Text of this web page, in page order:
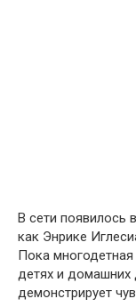
В сети появилось
как Энрике
Пока
детях и домашних
демонстрирует